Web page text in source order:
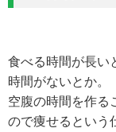
食べる時間が長い
時間がないとか。
空腹の時間を作る
ので痩せるという